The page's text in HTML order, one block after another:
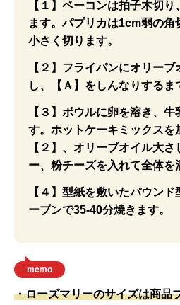
【１】ベーコンは拍子木切
ます。パプリカは1cm弱の角
小さく切ります。
【２】フライパンにオリー
し、【Ａ】をしんなりするま
【３】ボウルに卵を溶き、
す。ホットケーキミックスを
【２】、オリーブオイル大
ー、粉チーズを入れて全体を
【４】型紙を敷いたパウン
ーブンで35-40分焼きます。
memo
・ローズマリーのサイズは商品